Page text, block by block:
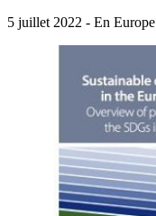
5 juillet 2022 - En Europe